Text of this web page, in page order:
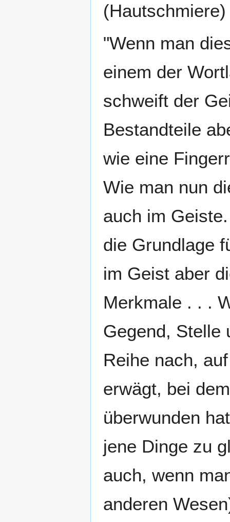
"Wenn man
einem der
schweift der
Bestandteile
wie eine
Wie man nun
auch im
die Grundlage
im Geist aber
Merkmale . . .
Gegend, Stelle
Reihe nach,
erwägt, bei
überwunden
jene Dinge zu
auch, wenn
anderen